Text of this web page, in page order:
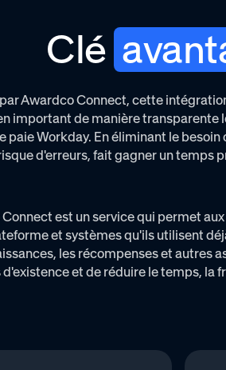
Clé
Awardco Connect, cette
important de manière transparente
paie Workday. En éliminant le besoin
d'erreurs, fait gagner un temps
est un service qui permet
et systèmes qu'ils utilisent
les récompenses et autres
et de réduire le temps, la